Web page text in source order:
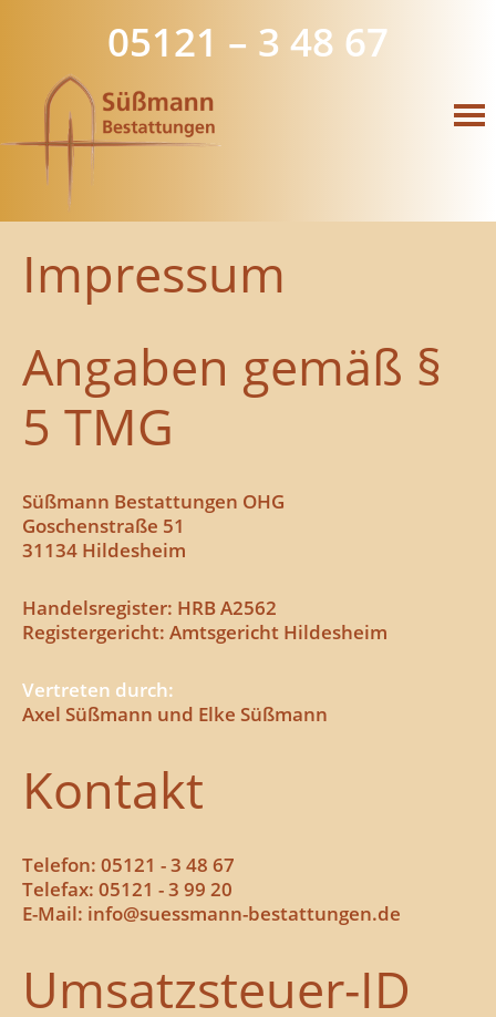
05121 – 3 48 67
Impressum
Angaben gemäß §
5 TMG
Süßmann Bestattungen OHG
Goschenstraße 51
31134 Hildesheim
Handelsregister: HRB A2562
Registergericht: Amtsgericht Hildesheim
Vertreten durch:
Axel Süßmann und Elke Süßmann
Kontakt
Telefon: 05121 - 3 48 67
Telefax: 05121 - 3 99 20
E-Mail: info@suessmann-bestattungen.de
Umsatzsteuer-ID